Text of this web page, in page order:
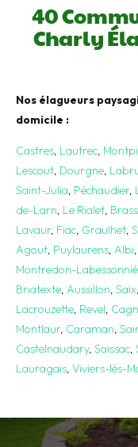
40
Charly
Nos élagueurs
domicile :
Castres, Lautrec,
Lescout, Dourgne,
Saint-Julia, Péchaudier,
de-Larn, Le Rialet,
Lavaur, Fiac, Graulhet,
Agout, Puylaurens, Albi,
Montredon-Labessonnié
Briatexte, Aussillon, Saïx,
Lacrouzette, Revel,
Montlaur, Caraman,
Castelnaudary, Saissac,
Lauragais, Viviers-lès-